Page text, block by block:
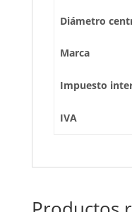
Diámetro
Marca
Impuesto
IVA